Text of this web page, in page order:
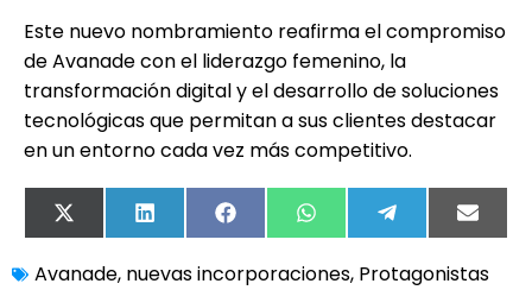
Este nuevo nombramiento reafirma el compromiso
de Avanade con el liderazgo femenino, la
transformación digital y el desarrollo de soluciones
tecnológicas que permitan a sus clientes destacar
en un entorno cada vez más competitivo.
X
(Twitter)
LinkedIn FacebookWhatsApp TelegramEmail
Avanade, nuevas incorporaciones, Protagonistas